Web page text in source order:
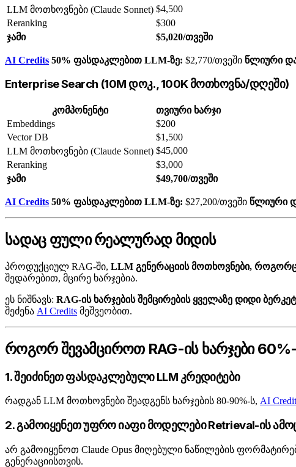
LLM მოთხოვნები (Claude Sonnet) $4,500
Reranking
$300
ჯამი
$5,020/თვეში
AI Credits 50% ფასდაკლებით LLM-ზე: $2,770/თვეში წლიური
Enterprise Search (10M დოკ., 100K მოთხოვნა/დღეში)
კომპონენტი
თვიური ხარჯი
Embeddings
$200
Vector DB
$1,500
LLM მოთხოვნები (Claude Sonnet) $45,000
Reranking
$3,000
ჯამი
$49,700/თვეში
AI Credits 50% ფასდაკლებით LLM-ზე: $27,200/თვეში წლიური
სადაც ფული რეალურად მიდის
პროდუქციულ RAG-ში, LLM გენერაციის მოთხოვნები, როგორც
შედარებით, მცირე ხარჯებია.
ეს ნიშნავს: RAG-ის ხარჯების შემცირების ყველაზე დიდი
შეძენა AI Credits მეშვეობით.
როგორ შევამციროთ RAG-ის ხარჯები
1. შეიძინეთ ფასდაკლებული LLM კრედიტები
რადგან LLM მოთხოვნები შეადგენს ხარჯების 80-90%-ს, AI
2. გამოიყენეთ უფრო იაფი მოდელები Retrieval-ის
არ გამოიყენოთ Claude Opus მიღებული ნაწილების
გენერაციისთვის.